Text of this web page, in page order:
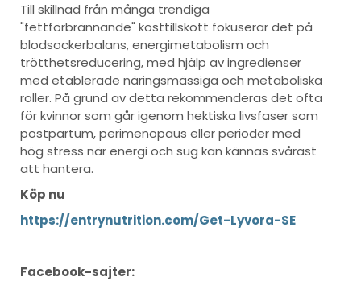
Till skillnad från många trendiga
"fettförbrännande" kosttillskott fokuserar det på
blodsockerbalans, energimetabolism och
trötthetsreducering, med hjälp av ingredienser
med etablerade näringsmässiga och metaboliska
roller. På grund av detta rekommenderas det ofta
för kvinnor som går igenom hektiska livsfaser som
postpartum, perimenopaus eller perioder med
hög stress när energi och sug kan kännas svårast
att hantera.
Köp nu
https://entrynutrition.com/Get-Lyvora-SE
Facebook-sajter: